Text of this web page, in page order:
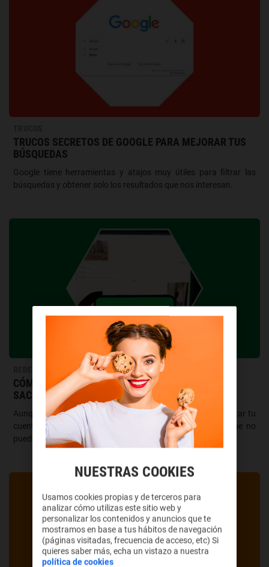
TRUCOS SECRETOS DE GOOGLE PARA MEJORAR TUS
BÚSQUEDAS
Google tiene herramientas y atajos muy útiles para filtrar las
búsquedas y obtener solo los resultados que nos interesan.
REDES SOCIALES
CÓMO USAR WHATSAPP WEB PASO A PASO Y
SACARLE MÁS PARTIDO
Aunque parece una tontería, esto te puede ayudar a conectar tu
cuenta de WhatsApp en otro dispositivo Android en el que no
puedas instalar la aplicación oficial.
NUESTRAS COOKIES
Usamos cookies propias y de terceros para
analizar cómo utilizas este sitio web y
personalizar los contenidos y anuncios que te
mostramos en base a tus hábitos de navegación
(páginas visitadas, frecuencia de acceso, etc) Si
quieres saber más, echa un vistazo a nuestra
política de cookies